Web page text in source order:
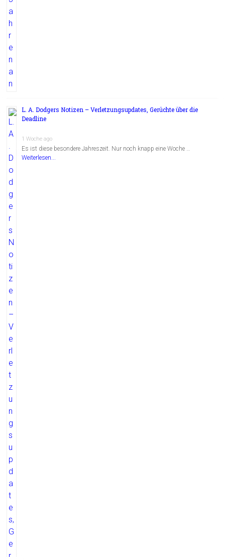
L. A. Dodgers Notizen – Verletzungsupdates, Gerüchte über die
Deadline
1 Woche ago
Es ist diese besondere Jahreszeit. Nur noch knapp eine Woche …
Weiterlesen...